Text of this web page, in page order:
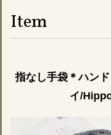
Item
指なし手袋＊ハン
イ/